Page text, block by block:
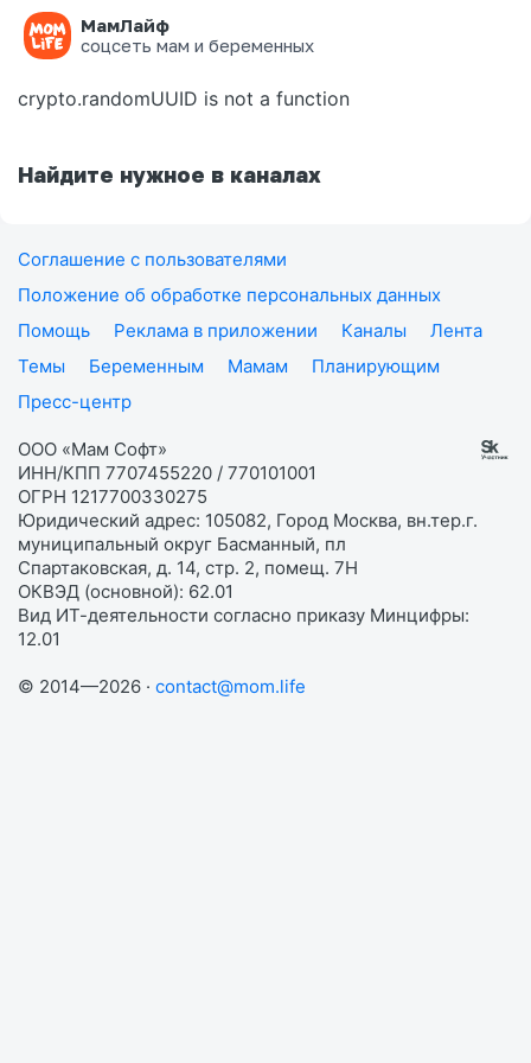
МамЛайф
соцсеть мам и беременных
Ошибка на странице
crypto.randomUUID is not a function
Найдите нужное в каналах
Соглашение с пользователями
Положение об обработке персональных данных
Помощь
Реклама в приложении Каналы
Лента
Темы
Беременным Мамам
Планирующим
Пресс-центр
ООО «Мам Софт»
ИНН/КПП 7707455220 / 770101001
ОГРН 1217700330275
Юридический адрес: 105082, Город Москва, вн.тер.г.
муниципальный округ Басманный, пл
Спартаковская, д. 14, стр. 2, помещ. 7Н
ОКВЭД (основной): 62.01
Вид ИТ-деятельности согласно приказу Минцифры:
12.01
© 2014—2026 · contact@mom.life